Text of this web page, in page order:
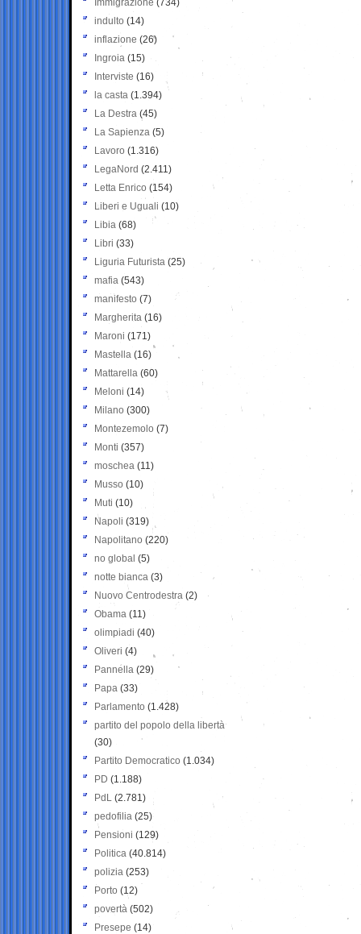
Immigrazione (734)
indulto (14)
inflazione (26)
Ingroia (15)
Interviste (16)
la casta (1.394)
La Destra (45)
La Sapienza (5)
Lavoro (1.316)
LegaNord (2.411)
Letta Enrico (154)
Liberi e Uguali (10)
Libia (68)
Libri (33)
Liguria Futurista (25)
mafia (543)
manifesto (7)
Margherita (16)
Maroni (171)
Mastella (16)
Mattarella (60)
Meloni (14)
Milano (300)
Montezemolo (7)
Monti (357)
moschea (11)
Musso (10)
Muti (10)
Napoli (319)
Napolitano (220)
no global (5)
notte bianca (3)
Nuovo Centrodestra (2)
Obama (11)
olimpiadi (40)
Oliveri (4)
Pannella (29)
Papa (33)
Parlamento (1.428)
partito del popolo della libertà
(30)
Partito Democratico (1.034)
PD (1.188)
PdL (2.781)
pedofilia (25)
Pensioni (129)
Politica (40.814)
polizia (253)
Porto (12)
povertà (502)
Presepe (14)